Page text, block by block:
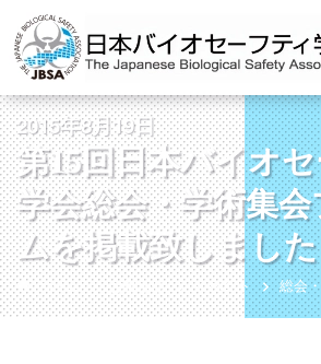
2015年8月19日
第15回日本バイオ
学会総会・学術集
ムを掲載致しまし
ホーム お知らせ イベント 総会